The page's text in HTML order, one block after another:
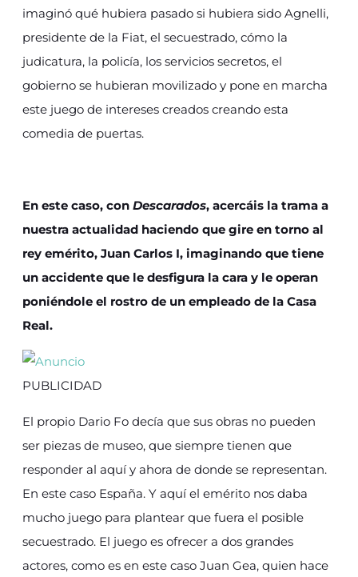
imaginó qué hubiera pasado si hubiera sido Agnelli,
presidente de la Fiat, el secuestrado, cómo la
judicatura, la policía, los servicios secretos, el
gobierno se hubieran movilizado y pone en marcha
este juego de intereses creados creando esta
comedia de puertas.
En este caso, con Descarados, acercáis la trama a
nuestra actualidad haciendo que gire en torno al
rey emérito, Juan Carlos I, imaginando que tiene
un accidente que le desfigura la cara y le operan
poniéndole el rostro de un empleado de la Casa
Real.
PUBLICIDAD
El propio Dario Fo decía que sus obras no pueden
ser piezas de museo, que siempre tienen que
responder al aquí y ahora de donde se representan.
En este caso España. Y aquí el emérito nos daba
mucho juego para plantear que fuera el posible
secuestrado. El juego es ofrecer a dos grandes
actores, como es en este caso Juan Gea, quien hace